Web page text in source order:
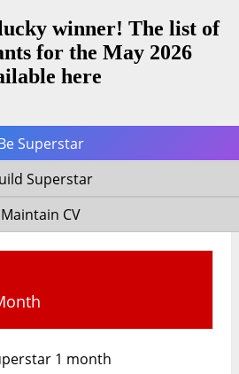
winner! The list of
for the May 2026
here
Superstar
Superstar
Maintain CV